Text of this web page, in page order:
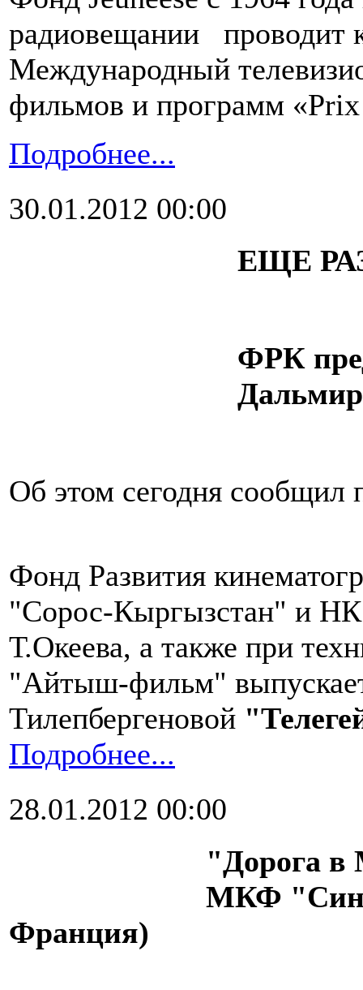
радиовещании проводит
Международный
фильмов и программ
Подробнее...
30.01.2012 00:00
ЕЩЕ
ФРК
Об этом сегодня сообщил
Фонд Развития
"Сорос-Кыргызстан" и
Т.Океева, а также при
"Айтыш-фильм"
Тилепбергеновой
Подробнее...
28.01.2012 00:00
"Дорога в
МКФ
Франция)